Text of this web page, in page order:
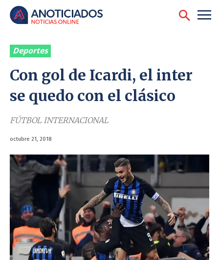
Deportes
Con gol de Icardi, el inter
se quedo con el clásico
FÚTBOL INTERNACIONAL
octubre 21, 2018